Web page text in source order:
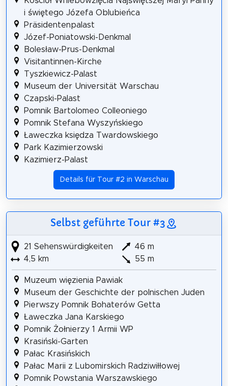
i świętego Józefa Oblubieńca
Präsidentenpalast
Józef-Poniatowski-Denkmal
Bolesław-Prus-Denkmal
Visitantinnen-Kirche
Tyszkiewicz-Palast
Museum der Universität Warschau
Czapski-Palast
Pomnik Bartolomeo Colleoniego
Pomnik Stefana Wyszyńskiego
Ławeczka księdza Twardowskiego
Park Kazimierzowski
Kazimierz-Palast
Details für Tour #2 in Warschau
Selbst geführte Tour #3
21 Sehenswürdigkeiten
4,5 km
46 m
55 m
Muzeum więzienia Pawiak
Museum der Geschichte der polnischen Juden
Pierwszy Pomnik Bohaterów Getta
Ławeczka Jana Karskiego
Pomnik Żołnierzy 1 Armii WP
Krasiński-Garten
Pałac Krasińskich
Pałac Marii z Lubomirskich Radziwiłłowej
Pomnik Powstania Warszawskiego